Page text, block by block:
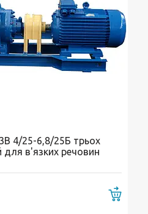
4/25-6,8/25Б трьох
для в'язких речовин